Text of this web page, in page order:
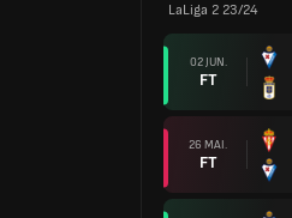
LaLiga 2 23/24
02 JUN.
FT
26 MAI.
FT